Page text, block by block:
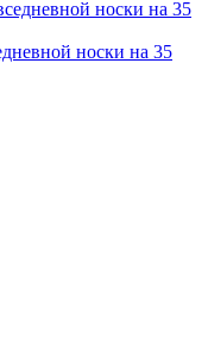
носки на 35